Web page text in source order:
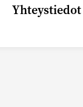
Yhteystiedot